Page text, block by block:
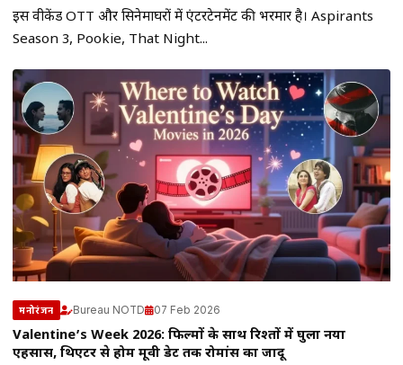
इस वीकेंड OTT और सिनेमाघरों में एंटरटेनमेंट की भरमार है। Aspirants
Season 3, Pookie, That Night...
मनोरंजन Bureau NOTD 07 Feb 2026
Valentine’s Week 2026: फिल्मों के साथ रिश्तों में घुला नया
एहसास, थिएटर से होम मूवी डेट तक रोमांस का जादू